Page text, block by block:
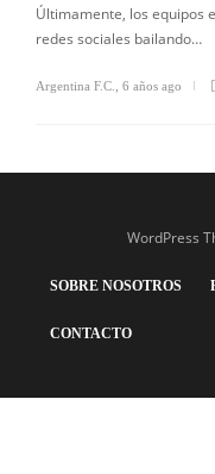
Últimamente, los equipos
redes sociales bailando…
Argentina F.C. 6 años ago
WordPress
SOBRE NOSOTROS
CONTACTO